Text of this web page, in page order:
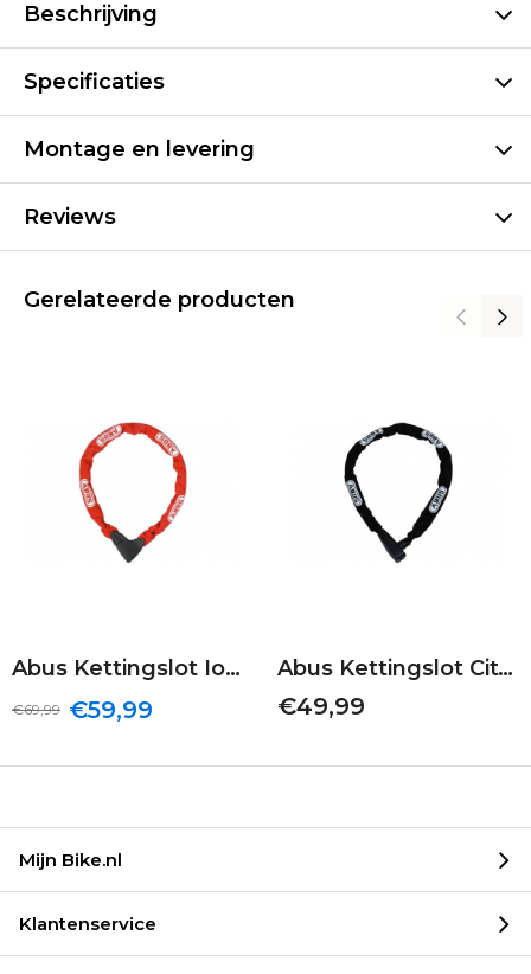
Beschrijving
Specificaties
Montage en levering
Reviews
Gerelateerde producten
Abus Kettingslot Ionus 8900 | Rood | 110/9
€59,99
€69,99
Abus Kettingslot CityChain 8800 | Zwart | 120/7
€49,99
Mijn Bike.nl
Klantenservice